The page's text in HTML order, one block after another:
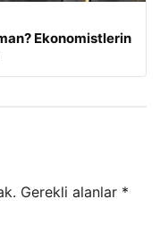
Ekonomistlerin
Gerekli alanlar *